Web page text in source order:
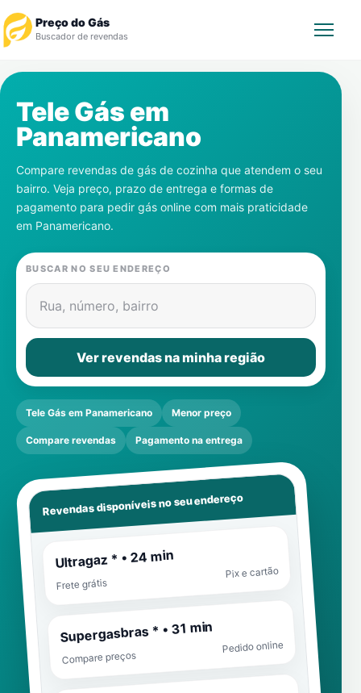
Preço do Gás
Buscador de revendas
Revendedor
Notícias
Cadastre-se
Gás
Contatos
Tele Gás em
Panamericano
Compare revendas de gás de cozinha que atendem o seu
bairro. Veja preço, prazo de entrega e formas de
pagamento para pedir gás online com mais praticidade
em Panamericano.
BUSCAR NO SEU ENDEREÇO
Rua, número, bairro
Ver revendas na minha região
Tele Gás em Panamericano Menor preço
Compare revendas Pagamento na entrega
Revendas disponíveis no seu endereço
Ultragaz * • 24 min
Frete grátis
Pix e cartão
Supergasbras * • 31 min
Compare preços
Pedido online